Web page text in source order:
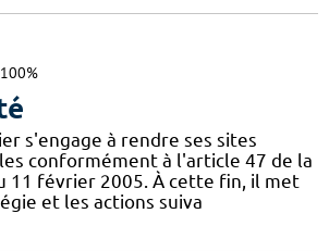
100%
s'engage à rendre ses sites
conformément à l'article 47 de la
11 février 2005. À cette fin, il met
et les actions suiva